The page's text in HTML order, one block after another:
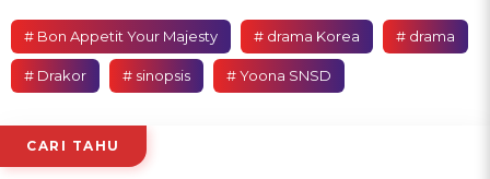
# Bon Appetit Your Majesty # drama Korea # drama
# Drakor # sinopsis # Yoona SNSD
CARI TAHU